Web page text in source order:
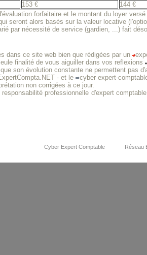
153 €
144 €
forfaitaire et le montant du loyer
seront alors basés sur la valeur locative
par nécessité de service (gardien, ...) fait
dans ce site web bien que rédigées par un
finalité de vous aiguiller dans vos reflexions
son évolution constante ne permettent pas
- et le
cyber expert-
non corrigées à ce jour.
professionnelle d'expert
Cyber Expert Comptable Réseau